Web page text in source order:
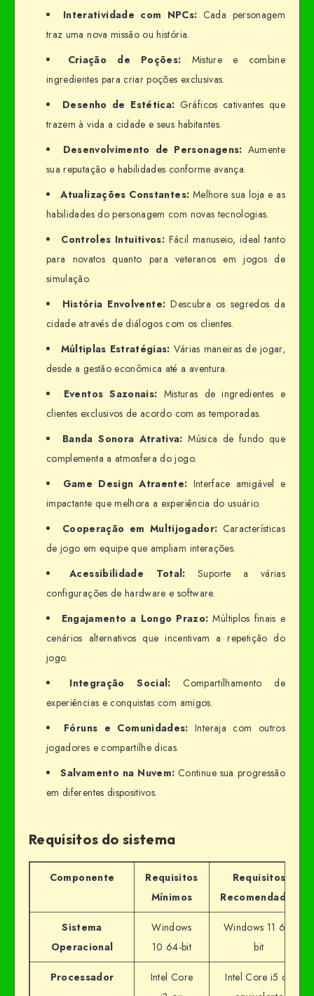
Interatividade com NPCs: Cada personagem
traz uma nova missão ou história.
Criação de Poções: Misture e combine
ingredientes para criar poções exclusivas.
Desenho de Estética: Gráficos cativantes que
trazem à vida a cidade e seus habitantes.
Desenvolvimento de Personagens: Aumente
sua reputação e habilidades conforme avança.
Atualizações Constantes: Melhore sua loja e as
habilidades do personagem com novas tecnologias.
Controles Intuitivos:Fácil manuseio, ideal tanto
para novatos quanto para veteranos em jogos de
simulação.
História Envolvente: Descubra os segredos da
cidade através de diálogos com os clientes.
Múltiplas Estratégias: Várias maneiras de jogar,
desde a gestão econômica até a aventura.
Eventos Sazonais: Misturas de ingredientes e
clientes exclusivos de acordo com as temporadas.
Banda Sonora Atrativa: Música de fundo que
complementa a atmosfera do jogo.
Game Design Atraente: Interface amigável e
impactante que melhora a experiência do usuário.
Cooperação em Multijogador: Características
de jogo em equipe que ampliam interações.
Acessibilidade Total: Suporte a várias
configurações de hardware e software.
Engajamento a Longo Prazo: Múltiplos finais e
cenários alternativos que incentivam a repetição do
jogo.
Integração Social: Compartilhamento de
experiências e conquistas com amigos.
Fóruns e Comunidades: Interaja com outros
jogadores e compartilhe dicas.
Salvamento na Nuvem: Continue sua progressão
em diferentes dispositivos.
Requisitos do sistema
Componente
Requisitos
Mínimos
Requisitos
Recomendados
Sistema
Operacional
Windows
10 64-bit
Windows 11 64-
bit
Processador
Intel Core
Intel Core i5 ou